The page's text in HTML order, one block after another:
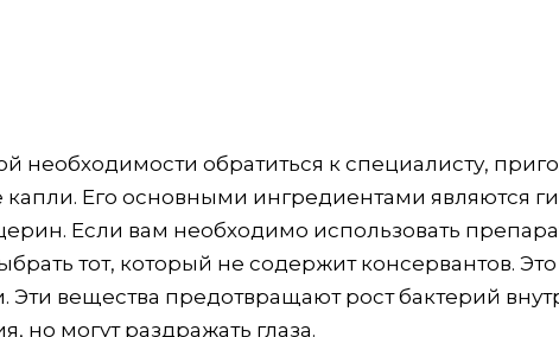
необходимости обратиться к специалисту,
Его основными ингредиентами являются
Если вам необходимо использовать
тот, который не содержит консервантов.
Эти вещества предотвращают рост бактерий
но могут раздражать глаза.